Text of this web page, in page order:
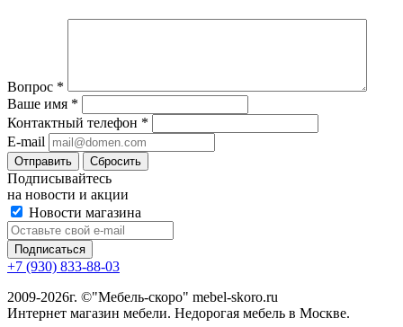
Вопрос *
Ваше имя *
Контактный телефон *
E-mail
Сбросить
Подписывайтесь
на новости и акции
Новости магазина
+7 (930) 833-88-03
2009-2026г. ©"Мебель-скоро" mebel-skoro.ru
Интернет магазин мебели. Недорогая мебель в Москве.